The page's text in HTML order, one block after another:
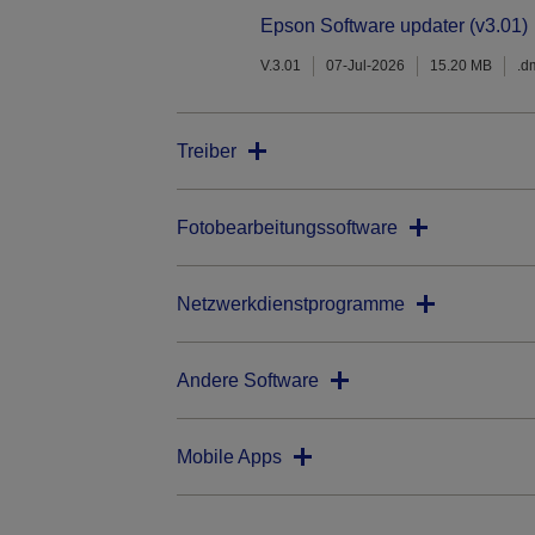
Epson Software updater (v3.01)
V.3.01 07-Jul-2026 15.20 MB
Treiber
Fotobearbeitungssoftware
Netzwerkdienstprogramme
Andere Software
Mobile Apps